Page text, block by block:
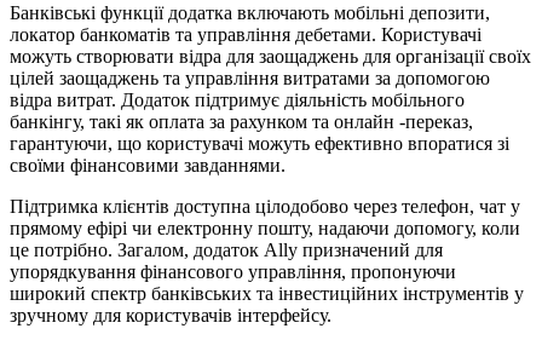
Банківські функції додатка включають мобільні депозити,
локатор банкоматів та управління дебетами. Користувачі
можуть створювати відра для заощаджень для організації своїх
цілей заощаджень та управління витратами за допомогою
відра витрат. Додаток підтримує діяльність мобільного
банкінгу, такі як оплата за рахунком та онлайн -переказ,
гарантуючи, що користувачі можуть ефективно впоратися зі
своїми фінансовими завданнями.
Підтримка клієнтів доступна цілодобово через телефон, чат у
прямому ефірі чи електронну пошту, надаючи допомогу, коли
це потрібно. Загалом, додаток Ally призначений для
упорядкування фінансового управління, пропонуючи
широкий спектр банківських та інвестиційних інструментів у
зручному для користувачів інтерфейсу.